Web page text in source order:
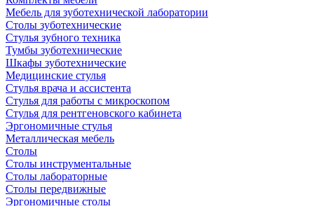
Мебель для зуботехнической лаборатории
Столы зуботехнические
Стулья зубного техника
Тумбы зуботехнические
Шкафы зуботехнические
Медицинские стулья
Стулья врача и ассистента
Стулья для работы с микроскопом
Стулья для рентгеновского кабинета
Эргономичные стулья
Металлическая мебель
Столы
Столы инструментальные
Столы лабораторные
Столы передвижные
Эргономичные столы